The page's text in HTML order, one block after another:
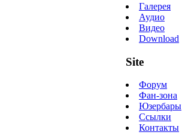
Галерея
Аудио
Видео
Download
Site
Форум
Фан-зона
Юзербары
Ссылки
Контакты